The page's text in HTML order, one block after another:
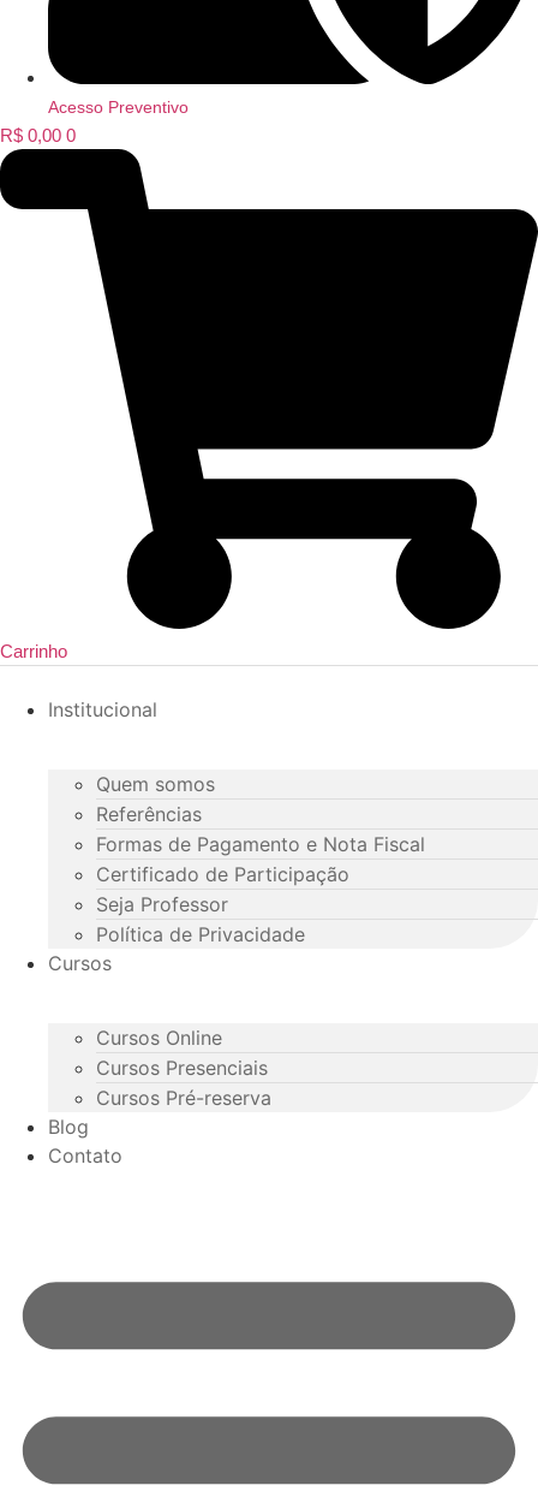
Acesso Preventivo
R$ 0,00 0
Carrinho
Institucional
Quem somos
Referências
Formas de Pagamento e Nota Fiscal
Certificado de Participação
Seja Professor
Política de Privacidade
Cursos
Cursos Online
Cursos Presenciais
Cursos Pré-reserva
Blog
Contato